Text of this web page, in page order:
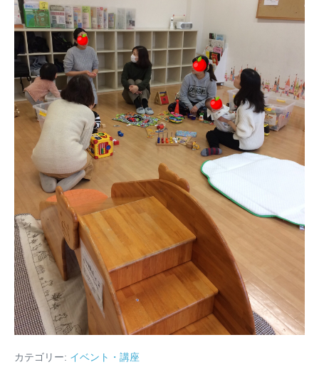
カテゴリー: イベント・講座